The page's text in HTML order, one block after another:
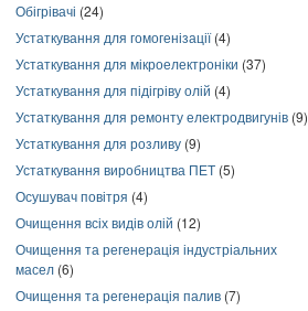
Обігрівачі (24)
Устаткування для гомогенізації(4)
Устаткування для мікроелектроніки (37)
Устаткування для підігріву олій (4)
Устаткування для ремонту електродвигунів (9)
Устаткування для розливу (9)
Устаткування виробництва ПЕТ (5)
Осушувач повітря (4)
Очищення всіх видів олій (12)
Очищення та регенерація індустріальних
масел (6)
Очищення та регенерація палив (7)